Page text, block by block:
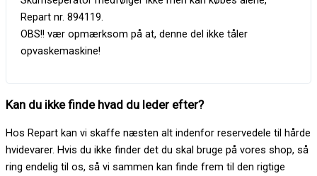
Repart nr. 894119.
OBS!! vær opmærksom på at, denne del ikke tåler
opvaskemaskine!
Kan du ikke finde hvad du leder efter?
Hos Repart kan vi skaffe næsten alt indenfor reservedele til hårde
hvidevarer. Hvis du ikke finder det du skal bruge på vores shop, så
ring endelig til os, så vi sammen kan finde frem til den rigtige